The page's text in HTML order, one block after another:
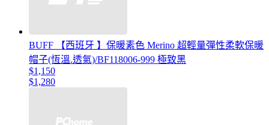
BUFF 【西班牙 】保暖素色 Merino 超輕量彈性柔軟保暖
帽子(恆溫.透氣)/BF118006-999 極致黑
$1,150
$1,280